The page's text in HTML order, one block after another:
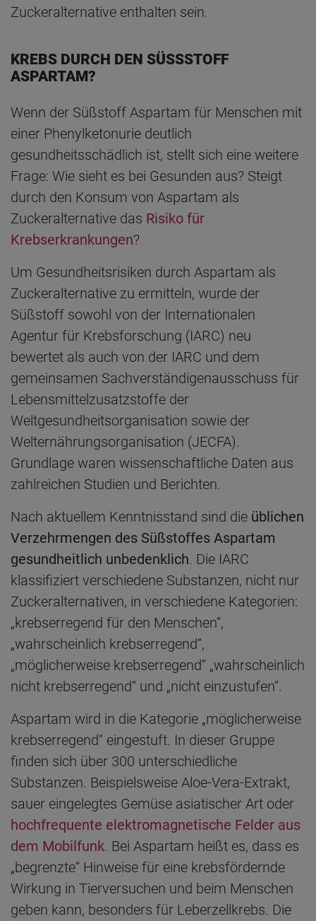
Zuckeralternative enthalten sein.
KREBS DURCH DEN SÜSSSTOFF A
SPARTAM?
Wenn der Süßstoff Aspartam für Menschen mit
einer Phenylketonurie deutlich
gesundheitsschädlich ist, stellt sich eine weitere
Frage: Wie sieht es bei Gesunden aus? Steigt
durch den Konsum von Aspartam als
Zuckeralternative das Risiko für
Krebserkrankungen?
Um Gesundheitsrisiken durch Aspartam als
Zuckeralternative zu ermitteln, wurde der
Süßstoff sowohl von der Internationalen
Agentur für Krebsforschung (IARC) neu
bewertet als auch von der IARC und dem
gemeinsamen Sachverständigenausschuss für
Lebensmittelzusatzstoffe der
Weltgesundheitsorganisation sowie der
Welternährungsorganisation (JECFA).
Grundlage waren wissenschaftliche Daten aus
zahlreichen Studien und Berichten.
Nach aktuellem Kenntnisstand sind die üblichen
Verzehrmengen des Süßstoffes Aspartam
gesundheitlich unbedenklich. Die IARC
klassifiziert verschiedene Substanzen, nicht nur
Zuckeralternativen, in verschiedene Kategorien:
„krebserregend für den Menschen“,
„wahrscheinlich krebserregend“,
„möglicherweise krebserregend“ „wahrscheinlich
nicht krebserregend“ und „nicht einzustufen“.
Aspartam wird in die Kategorie „möglicherweise
krebserregend“ eingestuft. In dieser Gruppe
finden sich über 300 unterschiedliche
Substanzen. Beispielsweise Aloe-Vera-Extrakt,
sauer eingelegtes Gemüse asiatischer Art oder
hochfrequente elektromagnetische Felder aus
dem Mobilfunk. Bei Aspartam heißt es, dass es
„begrenzte“ Hinweise für eine krebsfördernde
Wirkung in Tierversuchen und beim Menschen
geben kann, besonders für Leberzellkrebs. Die